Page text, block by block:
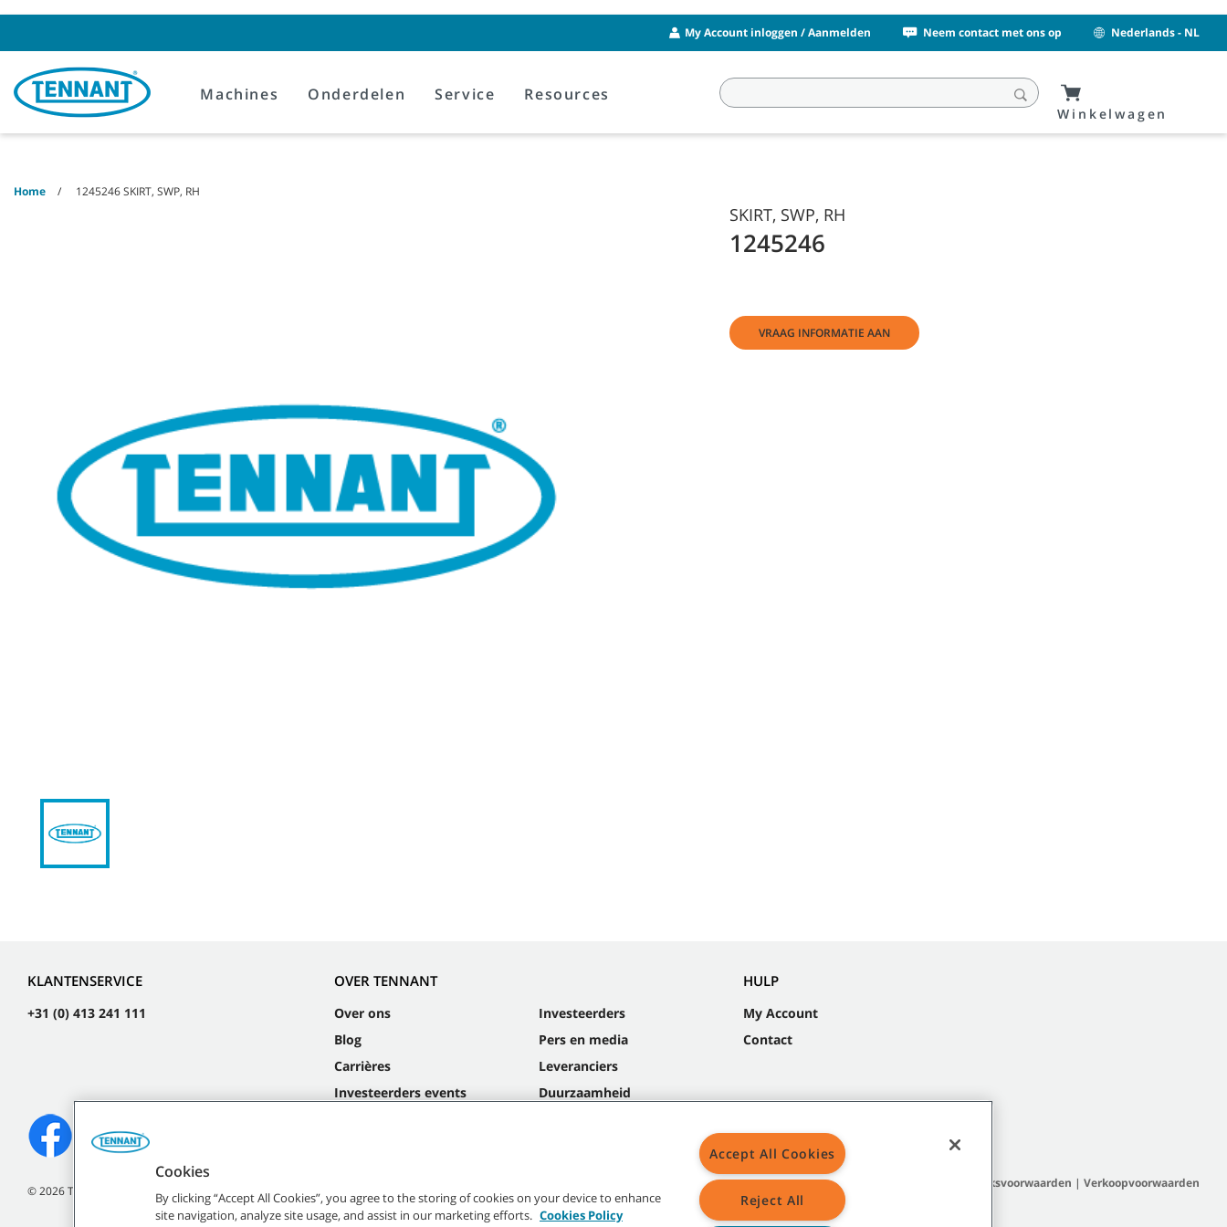
My Account inloggen / Aanmelden Neem contact met ons op Nederlands - NL
Machines Onderdelen Service Resources
Winkelwagen
Home 1245246 SKIRT, SWP, RH
SKIRT, SWP, RH
1245246
VRAAG INFORMATIE AAN
KLANTENSERVICE
+31 (0) 413 241 111
OVER TENNANT
Over ons
Blog
Carrières
Investeerders events
Investeerders
Pers en media
Leveranciers
Duurzaamheid
HULP
My Account
Contact
©2026Tennant Company. Alle rechten voorbehouden.
Sitemap| Gebruiksvoorwaarden | Verkoopvoorwaarden
Cookies
By clicking “Accept All Cookies”, you agree to the storing of cookies on your device to enhance
site navigation, analyze site usage, and assist in our marketing efforts. Cookies Policy
Accept All Cookies
Reject All